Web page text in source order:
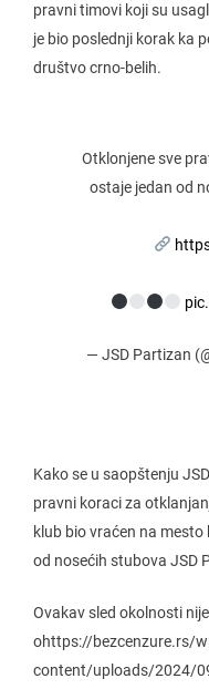
pravni timovi koji su
je bio poslednji korak ka
društvo crno-belih.
Otklonjene sve
ostaje jedan od
— JSD Partizan
Kako se u saopštenju
pravni koraci za
klub bio vraćen na
od nosećih stubova JSD
Ovakav sled okolnosti
ohttps://bezcenzure.rs/
content/uploads/2024/